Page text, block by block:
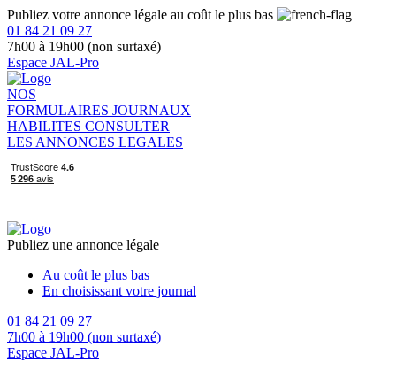
Publiez votre annonce légale au coût le plus bas
01 84 21 09 27
7h00 à 19h00 (non surtaxé)
Espace JAL-Pro
NOS
FORMULAIRES JOURNAUX
HABILITES CONSULTER
LES ANNONCES LEGALES
Publiez une annonce légale
Au coût le plus bas
En choisissant votre journal
01 84 21 09 27
7h00 à 19h00 (non surtaxé)
Espace JAL-Pro